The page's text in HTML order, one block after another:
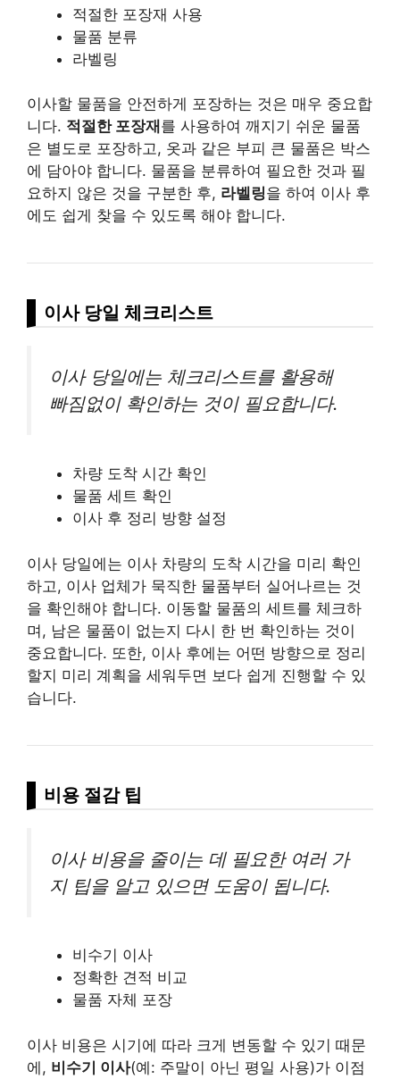
적절한 포장재 사용
물품 분류
라벨링
이사할 물품을 안전하게 포장하는 것은 매우 중요합
니다. 적절한 포장재 를 사용하여 깨지기 쉬운 물품
은 별도로 포장하고, 옷과 같은 부피 큰 물품은 박스
에 담아야 합니다. 물품을 분류하여 필요한 것과 필
요하지 않은 것을 구분한 후, 라벨링을 하여 이사 후
에도 쉽게 찾을 수 있도록 해야 합니다.
이사 당일 체크리스트
이사 당일에는 체크리스트를 활용해
빠짐없이 확인하는 것이 필요합니다.
차량 도착 시간 확인
물품 세트 확인
이사 후 정리 방향 설정
이사 당일에는 이사 차량의 도착 시간을 미리 확인
하고, 이사 업체가 묵직한 물품부터 실어나르는 것
을 확인해야 합니다. 이동할 물품의 세트를 체크하
며, 남은 물품이 없는지 다시 한 번 확인하는 것이
중요합니다. 또한, 이사 후에는 어떤 방향으로 정리
할지 미리 계획을 세워두면 보다 쉽게 진행할 수 있
습니다.
비용 절감 팁
이사 비용을 줄이는 데 필요한 여러 가
지 팁을 알고 있으면 도움이 됩니다.
비수기 이사
정확한 견적 비교
물품 자체 포장
이사 비용은 시기에 따라 크게 변동할 수 있기 때문
에, 비수기 이사(예: 주말이 아닌 평일 사용)가 이점